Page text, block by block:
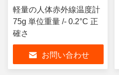
軽量の人体赤外線温度計
75g 単位重量 /- 0.2°C 正
確さ
お問い合わせ